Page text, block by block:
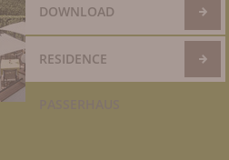
DOWNLOAD
RESIDENCE